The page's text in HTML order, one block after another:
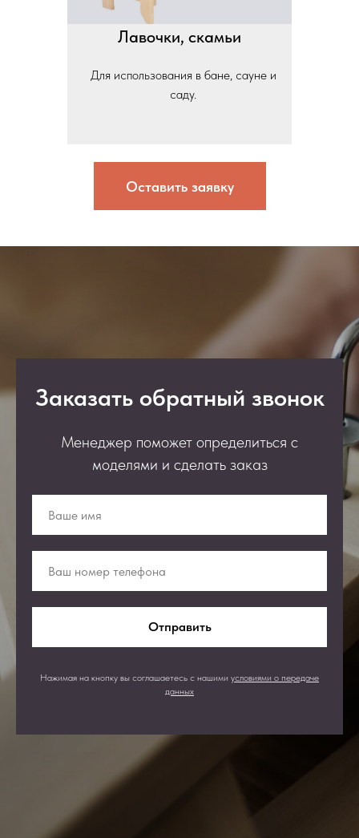
Лавочки, скамьи
Для использования в бане, сауне и
саду.
Оставить заявку
Заказать обратный звонок
Менеджер поможет определиться с
моделями и сделать заказ
Отправить
Нажимая на кнопку вы соглашаетесь с нашими условиями о передаче
данных